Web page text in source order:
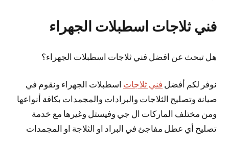
فني ثلاجات اسطبلات الجهراء
هل تبحث عن افضل فني ثلاجات اسطبلات الجهراء؟
نوفر لكم أفضل فني ثلاجات اسطبلات الجهراء ونقوم في
صيانة وتصليح الثلاجات والبرادات والمجمدات بكافة أنواعها
ومن مختلف الماركات ال جي وفيستل وغيرها مع خدمة
تصليح أي عطل مفاجئ في البراد او الثلاجة او المجمدات